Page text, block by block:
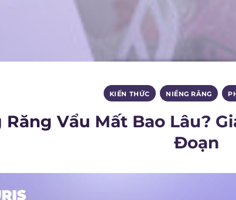
KIẾN THỨC , NIỀNG RĂNG ,
Răng Vẩu Mất Bao Lâu?
Đoạn